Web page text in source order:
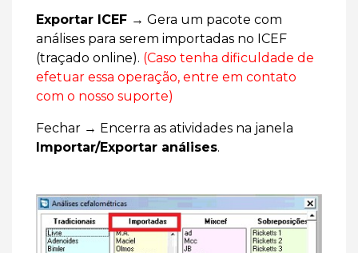
Exportar ICEF → Gera um pacote com
análises para serem importadas no ICEF
(traçado online). (Caso tenha dificuldade de
efetuar essa operação, entre em contato
com o nosso suporte)
Fechar → Encerra as atividades na janela
Importar/Exportar análises.